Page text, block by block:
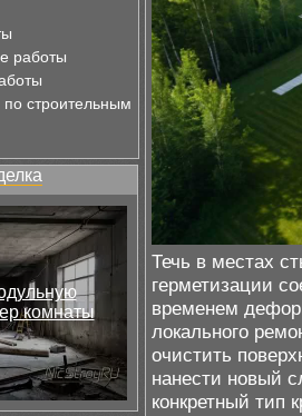
работы
строительным
комнаты
Течь в местах
герметизации
временем
локального
очистить
нанести новый
конкретный тип